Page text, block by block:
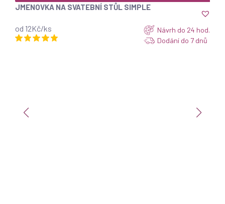
NA SVATEBNÍ STŮL SIMPLE
Návrh do 24 hod.
Dodání do 7 dnů